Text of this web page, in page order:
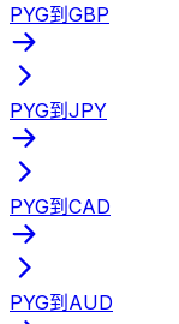
PYG到GBP
PYG到JPY
PYG到CAD
PYG到AUD